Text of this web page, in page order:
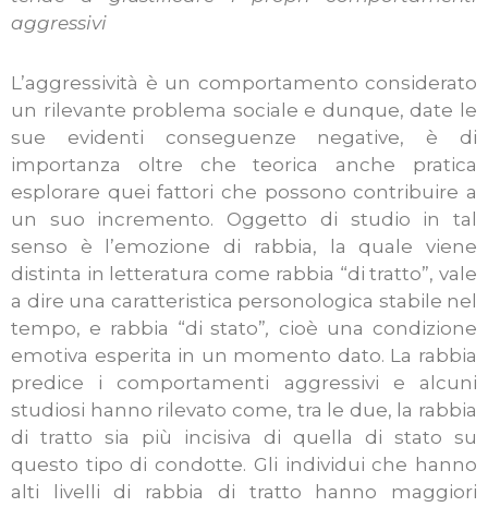
aggressivi
L’aggressività è un comportamento considerato
un rilevante problema sociale e dunque, date le
sue evidenti conseguenze negative, è di
importanza oltre che teorica anche pratica
esplorare quei fattori che possono contribuire a
un suo incremento. Oggetto di studio in tal
senso è l’emozione di rabbia, la quale viene
distinta in letteratura come rabbia “di tratto”, vale
a dire una caratteristica personologica stabile nel
tempo, e rabbia “di stato”, cioè una condizione
emotiva esperita in un momento dato. La rabbia
predice i comportamenti aggressivi e alcuni
studiosi hanno rilevato come, tra le due, la rabbia
di tratto sia più incisiva di quella di stato su
questo tipo di condotte. Gli individui che hanno
alti livelli di rabbia di tratto hanno maggiori